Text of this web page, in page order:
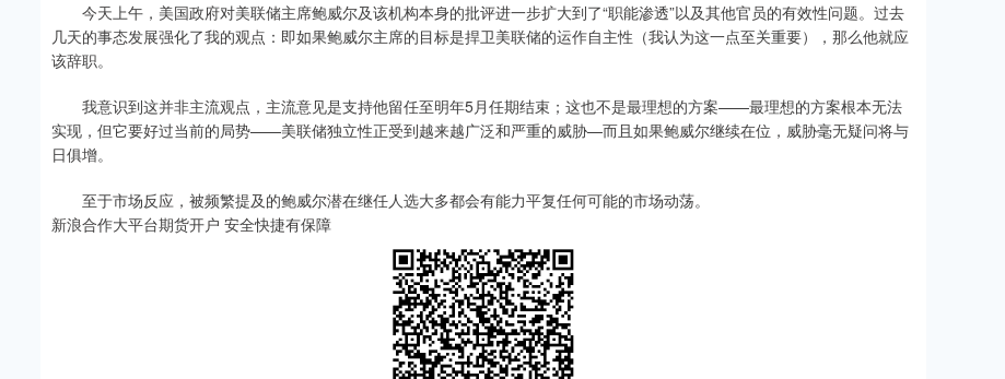
今天上午，美国政府对美联储主席鲍威尔及该机构本身的批评进一步扩大到了“职能渗透”以及其他官员的有效性问题。过去
几天的事态发展强化了我的观点：即如果鲍威尔主席的目标是捍卫美联储的运作自主性（我认为这一点至关重要），那么他就应
该辞职。
我意识到这并非主流观点，主流意见是支持他留任至明年5月任期结束；这也不是最理想的方案——最理想的方案根本无法
实现，但它要好过当前的局势——美联储独立性正受到越来越广泛和严重的威胁—而且如果鲍威尔继续在位，威胁毫无疑问将与
日俱增。
至于市场反应，被频繁提及的鲍威尔潜在继任人选大多都会有能力平复任何可能的市场动荡。
新浪合作大平台期货开户 安全快捷有保障